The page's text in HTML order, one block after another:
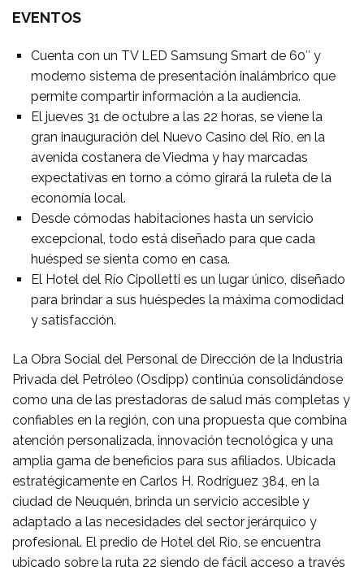
EVENTOS
Cuenta con un TV LED Samsung Smart de 60″ y
moderno sistema de presentación inalámbrico que
permite compartir información a la audiencia.
El jueves 31 de octubre a las 22 horas, se viene la
gran inauguración del Nuevo Casino del Río, en la
avenida costanera de Viedma y hay marcadas
expectativas en torno a cómo girará la ruleta de la
economía local.
Desde cómodas habitaciones hasta un servicio
excepcional, todo está diseñado para que cada
huésped se sienta como en casa.
El Hotel del Río Cipolletti es un lugar único, diseñado
para brindar a sus huéspedes la máxima comodidad
y satisfacción.
La Obra Social del Personal de Dirección de la Industria
Privada del Petróleo (Osdipp) continúa consolidándose
como una de las prestadoras de salud más completas y
confiables en la región, con una propuesta que combina
atención personalizada, innovación tecnológica y una
amplia gama de beneficios para sus afiliados. Ubicada
estratégicamente en Carlos H. Rodríguez 384, en la
ciudad de Neuquén, brinda un servicio accesible y
adaptado a las necesidades del sector jerárquico y
profesional. El predio de Hotel del Rio, se encuentra
ubicado sobre la ruta 22 siendo de fácil acceso a través